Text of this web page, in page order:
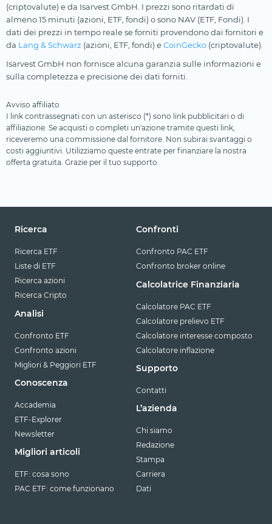
(criptovalute) e da Isarvest GmbH. I prezzi sono ritardati di
almeno 15 minuti (azioni, ETF, fondi) o sono NAV (ETF, Fondi). I
dati dei prezzi in tempo reale se forniti provendono dai fornitori e
da Lang & Schwarz (azioni, ETF, fondi) eCoinGecko (criptovalute).
Isarvest GmbH non fornisce alcuna garanzia sulle informazioni e
sulla completezza e precisione dei dati forniti.
Avviso affiliato
I link contrassegnati con un asterisco (*) sono link pubblicitari o di
affiliazione. Se acquisti o completi un'azione tramite questi link,
riceveremo una commissione dal fornitore. Non subirai svantaggi o
costi aggiuntivi. Utilizziamo queste entrate per finanziare la nostra
offerta gratuita. Grazie per il tuo supporto.
Ricerca
Ricerca ETF
Liste di ETF
Ricerca azioni
Ricerca Cripto
Analisi
Confronto ETF
Confronto azioni
Migliori & Peggiori ETF
Conoscenza
Accademia
ETF-Explorer
Newsletter
Migliori articoli
ETF: cosa sono
PAC ETF: come funzionano
Confronti
Confronto PAC ETF
Confronto broker online
Calcolatrice Finanziaria
Calcolatore PAC ETF
Calcolatore prelievo ETF
Calcolatore interesse composto
Calcolatore inflazione
Supporto
Contatti
L’azienda
Chi siamo
Redazione
Stampa
Carriera
Dati